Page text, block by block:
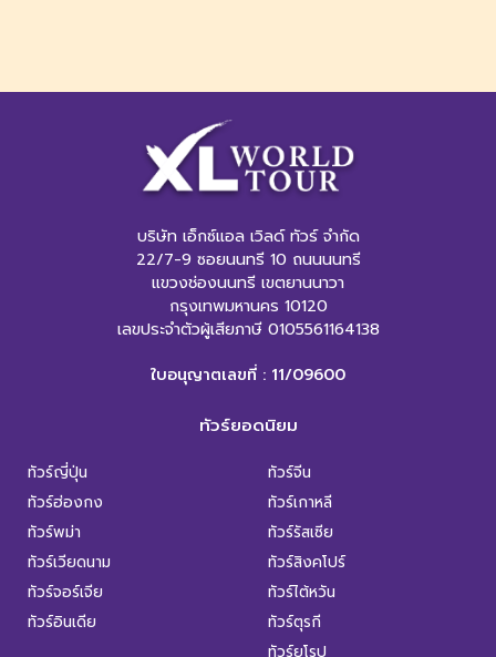
บริษัท เอ็กซ์แอล เวิลด์ ทัวร์ จำกัด
22/7-9 ซอยนนทรี 10 ถนนนนทรี
แขวงช่องนนทรี เขตยานนาวา
กรุงเทพมหานคร 10120
เลขประจำตัวผู้เสียภาษี 0105561164138
ใบอนุญาตเลขที่ : 11/09600
ทัวร์ยอดนิยม
ทัวร์ญี่ปุ่น
ทัวร์ฮ่องกง
ทัวร์พม่า
ทัวร์เวียดนาม
ทัวร์จอร์เจีย
ทัวร์อินเดีย
ทัวร์จีน
ทัวร์เกาหลี
ทัวร์รัสเซีย
ทัวร์สิงคโปร์
ทัวร์ไต้หวัน
ทัวร์ตุรกี
ทัวร์ยุโรป